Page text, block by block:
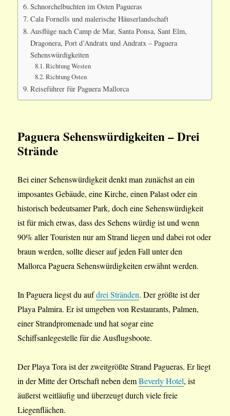
Schnorchelbuchten im Osten Pagueras
Cala Fornells und malerische Häuserlandschaft
Ausflüge nach Camp de Mar, Santa Ponsa, Sant Elm,
Dragonera, Port d’Andratx und Andratx – Paguera
Sehenswürdigkeiten
Richtung Westen
Richtung Osten
Reiseführer für Paguera Mallorca
Paguera Sehenswürdigkeiten – Drei
Strände
Bei einer Sehenswürdigkeit denkt man zunächst an ein
imposantes Gebäude, eine Kirche, einen Palast oder ein
historisch bedeutsamer Park, doch eine Sehenswürdigkeit
ist für mich etwas, dass des Sehens würdig ist und wenn
90% aller Touristen nur am Strand liegen und dabei rot oder
braun werden, sollte dieser auf jeden Fall unter den
Mallorca Paguera Sehenswürdigkeiten erwähnt werden.
In Paguera liegst du aufdrei Stränden. Der größte ist der
Playa Palmira. Er ist umgeben von Restaurants, Palmen,
einer Strandpromenade und hat sogar eine
Schiffsanlegestelle für die Ausflugsboote.
Der Playa Tora ist der zweitgrößte Strand Pagueras. Er liegt
in der Mitte der Ortschaft neben demBeverly Hotel, ist
äußerst weitläufig und überzeugt durch viele freie
Liegenflächen.